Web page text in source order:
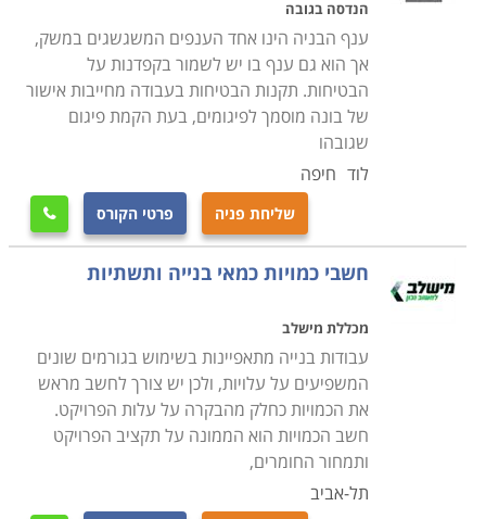
הנדסה בגובה
ענף הבניה הינו אחד הענפים המשגשגים במשק,
אך הוא גם ענף בו יש לשמור בקפדנות על
הבטיחות. תקנות הבטיחות בעבודה מחייבות אישור
של בונה מוסמך לפיגומים, בעת הקמת פיגום
שגובהו
לוד חיפה
שליחת פניה פרטי הקורס 
חשבי כמויות כמאי בנייה ותשתיות
מכללת מישלב
עבודות בנייה מתאפיינות בשימוש בגורמים שונים
המשפיעים על עלויות, ולכן יש צורך לחשב מראש
את הכמויות כחלק מהבקרה על עלות הפרויקט.
חשב הכמויות הוא הממונה על תקציב הפרויקט
ותמחור החומרים,
תל-אביב